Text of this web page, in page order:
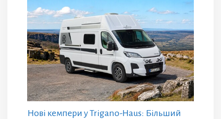
Нові кемпери у Trigano-Haus: Більший